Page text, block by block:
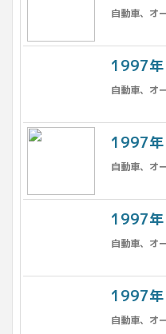
自動車、オ
1997年
自動車、オ
1997年
自動車、オ
1997年
自動車、オ
1997年
自動車、オ